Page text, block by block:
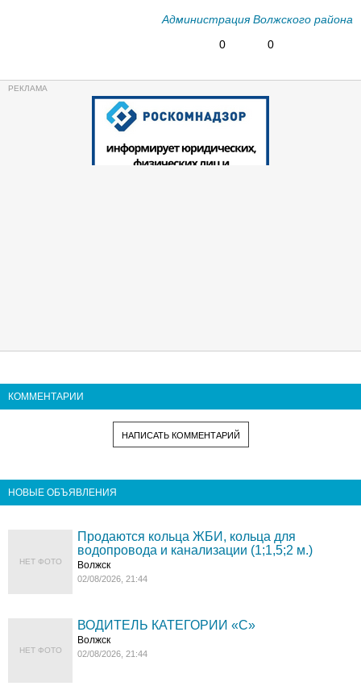
Администрация Волжского района
0
0
КОММЕНТАРИИ
НАПИСАТЬ КОММЕНТАРИЙ
НОВЫЕ ОБЪЯВЛЕНИЯ
НЕТ ФОТО
Продаются кольца ЖБИ, кольца для
водопровода и канализации (1;1,5;2 м.)
Волжск
02/08/2026, 21:44
НЕТ ФОТО
ВОДИТЕЛЬ КАТЕГОРИИ «C»
Волжск
02/08/2026, 21:44